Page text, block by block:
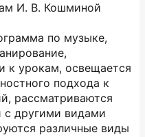
И. В. Кошминой
по музыке,
к урокам, освещается
подхода к
рассматриваются
с другими видами
различные виды